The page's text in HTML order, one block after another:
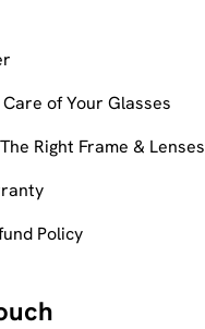
of Your Glasses
Right Frame & Lenses
Policy